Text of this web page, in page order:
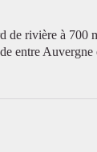
de rivière à 700
entre